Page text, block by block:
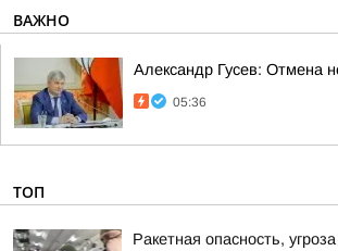
ВАЖНО
Александр Гусев: Отмена
05:36
ТОП
Ракетная опасность,